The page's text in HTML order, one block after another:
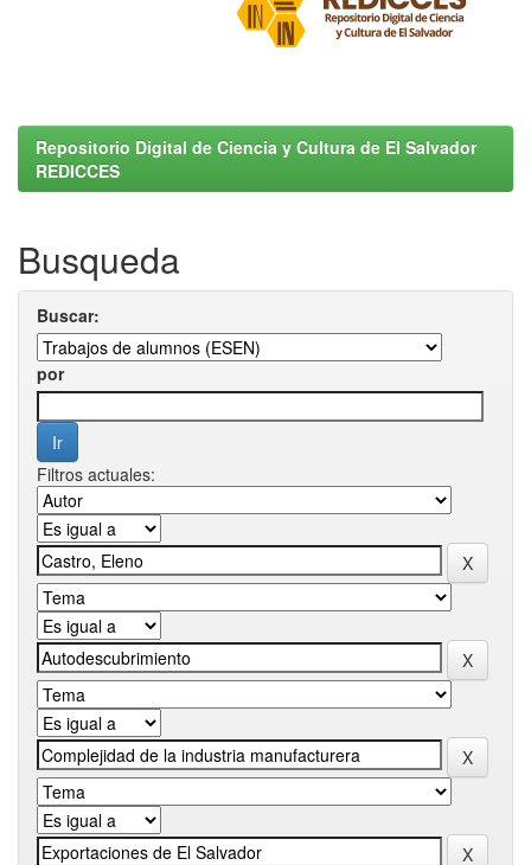
Repositorio Digital de Ciencia y Cultura de El Salvador
REDICCES
Busqueda
Buscar:
por
Filtros actuales: